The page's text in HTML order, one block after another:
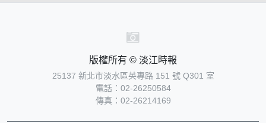
版權所有 © 淡江時報
25137 新北市淡水區英專路 151 號 Q301 室
電話：02-26250584
傳真：02-26214169